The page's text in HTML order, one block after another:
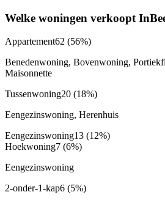
Welke woningen verkoopt
Appartement62 (56%)
Benedenwoning, Bovenwoning,
Maisonnette
Tussenwoning20 (18%)
Eengezinswoning, Herenhuis
Eengezinswoning13 (12%)
Hoekwoning7 (6%)
Eengezinswoning
2-onder-1-kap6 (5%)